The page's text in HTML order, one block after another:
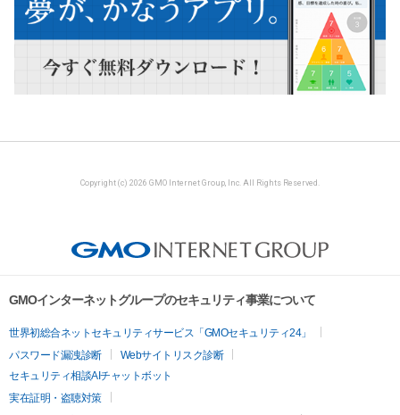
Copyright (c) 2026 GMO Internet Group, Inc. All Rights Reserved.
GMOインターネットグループのセキュリティ事業について
世界初総合ネットセキュリティサービス「GMOセキュリティ24」
パスワード漏洩診断
Webサイトリスク診断
セキュリティ相談AIチャットボット
実在証明・盗聴対策